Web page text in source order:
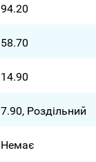
94.20
58.70
14.90
7.90, Роздільний
Немає